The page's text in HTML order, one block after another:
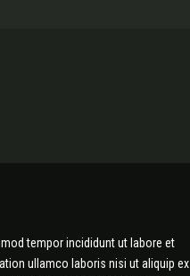
tempor incididunt ut labore et
ullamco laboris nisi ut aliquip ex